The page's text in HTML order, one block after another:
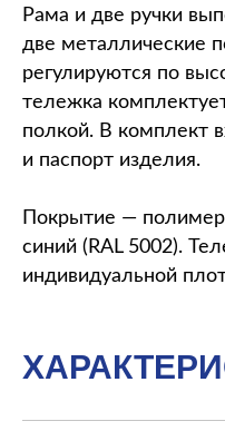
Рама и две ручки
две металлические
регулируются по
тележка
полкой. В комплект
и паспорт изделия.
Покрытие —
синий (RAL 5002).
индивидуальной